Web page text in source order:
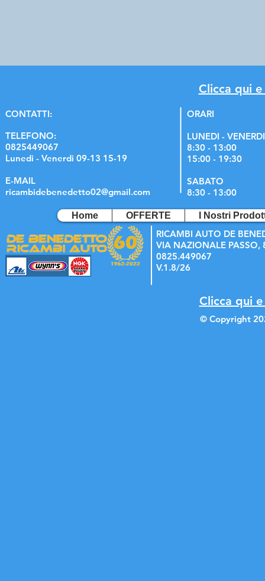
Clicca qui
CONTATTI:
TELEFONO:
0825449067
Lunedi - Venerdi 09-13 15-19
E-MAIL
ricambidebenedetto02@gmail.com
ORARI
LUNEDI - VENERDI
8:30 - 13:00
15:00 - 19:30
SABATO
8:30 - 13:00
Home OFFERTE I Nostri
RICAMBI AUTO DE
VIA NAZIONALE PASSO,
0825.449067
V.1.8/26
Clicca qui
© Copyright